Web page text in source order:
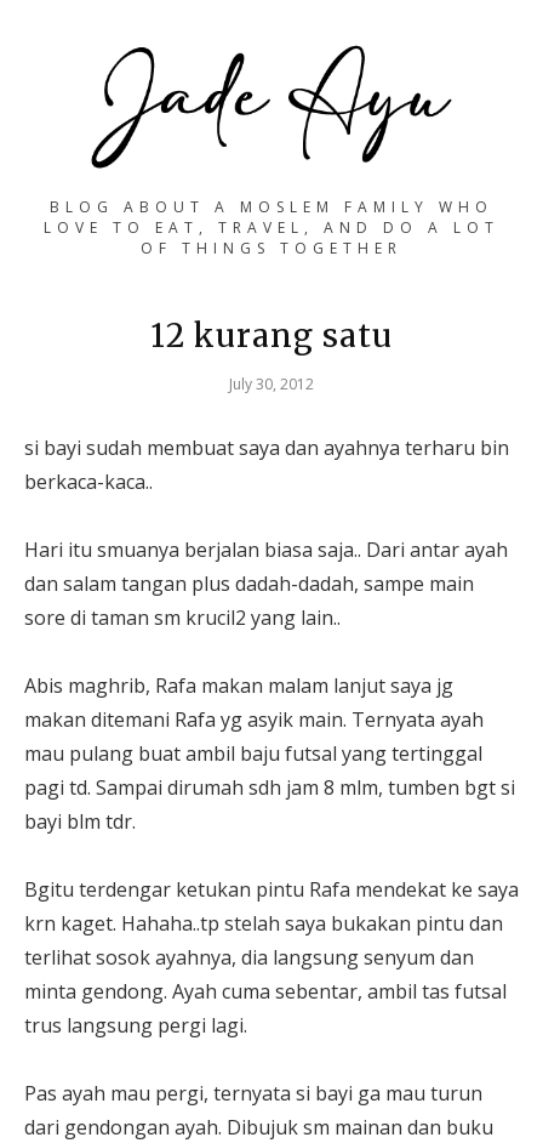
BLOG ABOUT A MOSLEM FAMILY WHO
LOVE TO EAT, TRAVEL, AND DO A LOT
OF THINGS TOGETHER
12 kurang satu
July 30, 2012
si bayi sudah membuat saya dan ayahnya terharu bin
berkaca-kaca..
Hari itu smuanya berjalan biasa saja.. Dari antar ayah
dan salam tangan plus dadah-dadah, sampe main
sore di taman sm krucil2 yang lain..
Abis maghrib, Rafa makan malam lanjut saya jg
makan ditemani Rafa yg asyik main. Ternyata ayah
mau pulang buat ambil baju futsal yang tertinggal
pagi td. Sampai dirumah sdh jam 8 mlm, tumben bgt si
bayi blm tdr.
Bgitu terdengar ketukan pintu Rafa mendekat ke saya
krn kaget. Hahaha..tp stelah saya bukakan pintu dan
terlihat sosok ayahnya, dia langsung senyum dan
minta gendong. Ayah cuma sebentar, ambil tas futsal
trus langsung pergi lagi.
Pas ayah mau pergi, ternyata si bayi ga mau turun
dari gendongan ayah. Dibujuk sm mainan dan buku